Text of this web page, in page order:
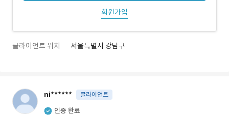
회원가입
클라이언트 위치 서울특별시 강남구
ni****** 클라이언트
인증 완료